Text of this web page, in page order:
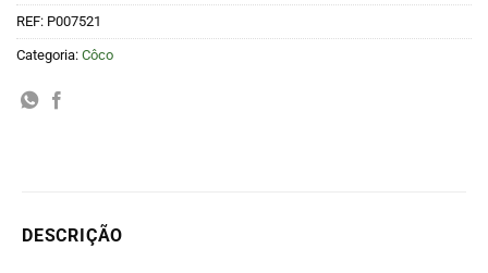
REF: P007521
Categoria: Côco
DESCRIÇÃO